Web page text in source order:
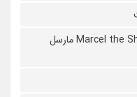
دانلود فیلم Marcel the Shell with Shoes On 2021 مارسل